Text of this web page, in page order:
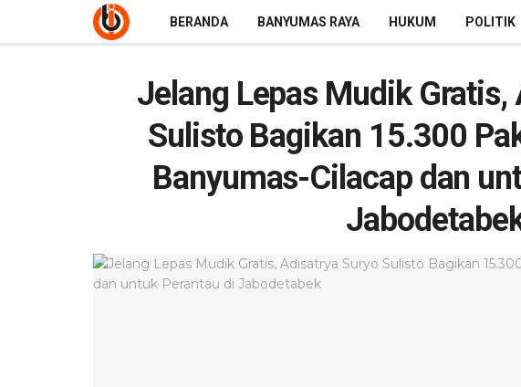
BERANDA BANYUMAS RAYA HUKUM POLITIK
Jelang Lepas Mudik
Sulisto Bagikan 15.300
Banyumas-Cilacap dan